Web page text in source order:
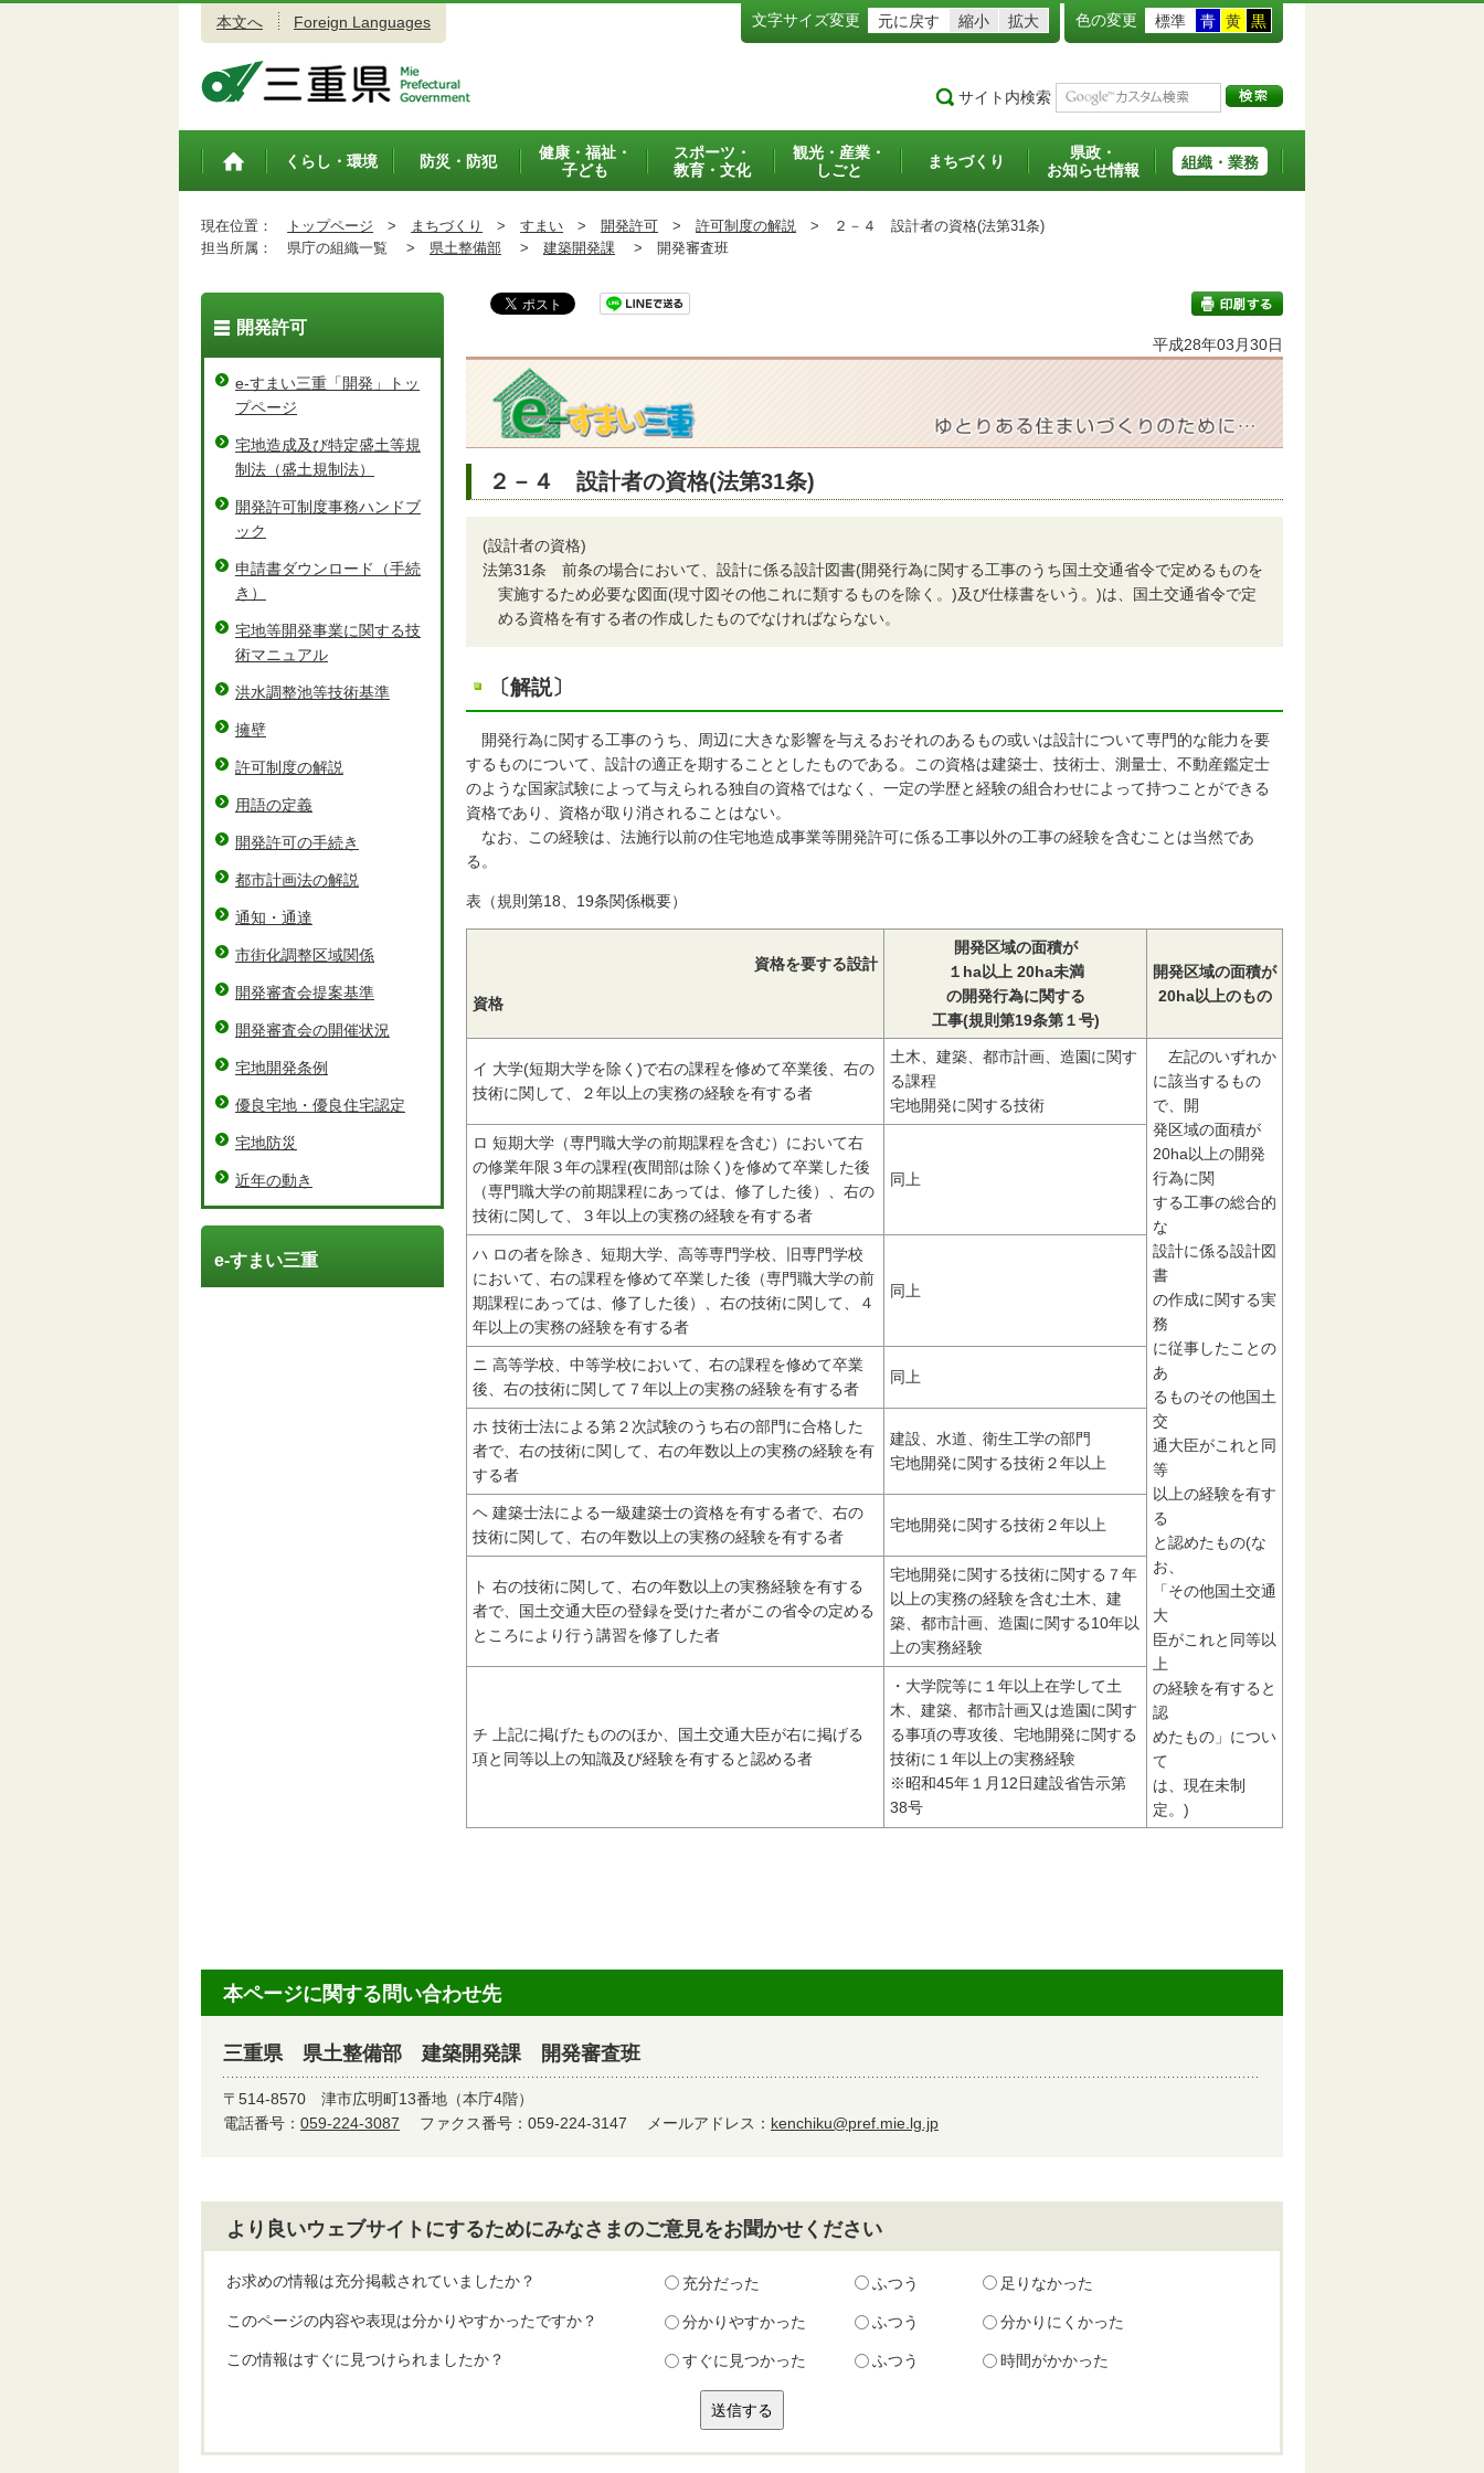
本文へ Foreign Languages 文字サイズ変更 元に戻す 縮小 拡大 色の変更 標準 青 黄 黒
サイト内検索
トップペ
くらし・環境 防災・防犯
健康・福祉・
子ども
スポーツ・
教育・文化
観光・産業・
しごと
まちづくり
県政・
お知らせ情報
組織・業務
現在位置： トップページ > まちづくり > すまい > 開発許可 > 許可制度の解説 > ２－４ 設計者の資格(法第31条)
担当所属：
県庁の組織一覧 > 県土整備部 > 建築開発課 > 開発審査班
平成28年03月30日
２－４ 設計者の資格(法第31条)
(設計者の資格)
法第31条 前条の場合において、設計に係る設計図書(開発行為に関する工事のうち国土交通省令で定めるものを
実施するため必要な図面(現寸図その他これに類するものを除く。)及び仕様書をいう。)は、国土交通省令で定
める資格を有する者の作成したものでなければならない。
〔解説〕
開発行為に関する工事のうち、周辺に大きな影響を与えるおそれのあるもの或いは設計について専門的な能力を要
するものについて、設計の適正を期することとしたものである。この資格は建築士、技術士、測量士、不動産鑑定士
のような国家試験によって与えられる独自の資格ではなく、一定の学歴と経験の組合わせによって持つことができる
資格であり、資格が取り消されることはない。
なお、この経験は、法施行以前の住宅地造成事業等開発許可に係る工事以外の工事の経験を含むことは当然であ
る。
表（規則第18、19条関係概要）
資格を要する設計
資格
開発区域の面積が
１ha以上 20ha未満
の開発行為に関する
工事(規則第19条第１号)
開発区域の面積が
20ha以上のもの
イ 大学(短期大学を除く)で右の課程を修めて卒業後、右の
技術に関して、２年以上の実務の経験を有する者
土木、建築、都市計画、造園に関す
る課程
宅地開発に関する技術
左記のいずれか
に該当するもの
で、開
発区域の面積が
20ha以上の開発
行為に関
する工事の総合的
な
設計に係る設計図
書
の作成に関する実
務
に従事したことの
あ
るものその他国土
交
通大臣がこれと同
等
以上の経験を有す
る
と認めたもの(な
お、
「その他国土交通
大
臣がこれと同等以
上
の経験を有すると
認
めたもの」につい
て
は、現在未制
定。)
ロ 短期大学（専門職大学の前期課程を含む）において右
の修業年限３年の課程(夜間部は除く)を修めて卒業した後
（専門職大学の前期課程にあっては、修了した後）、右の
技術に関して、３年以上の実務の経験を有する者
同上
ハ ロの者を除き、短期大学、高等専門学校、旧専門学校
において、右の課程を修めて卒業した後（専門職大学の前
期課程にあっては、修了した後）、右の技術に関して、４
年以上の実務の経験を有する者
同上
ニ 高等学校、中等学校において、右の課程を修めて卒業
後、右の技術に関して７年以上の実務の経験を有する者
同上
ホ 技術士法による第２次試験のうち右の部門に合格した
者で、右の技術に関して、右の年数以上の実務の経験を有
する者
建設、水道、衛生工学の部門
宅地開発に関する技術２年以上
ヘ 建築士法による一級建築士の資格を有する者で、右の
技術に関して、右の年数以上の実務の経験を有する者
宅地開発に関する技術２年以上
ト 右の技術に関して、右の年数以上の実務経験を有する
者で、国土交通大臣の登録を受けた者がこの省令の定める
ところにより行う講習を修了した者
宅地開発に関する技術に関する７年
以上の実務の経験を含む土木、建
築、都市計画、造園に関する10年以
上の実務経験
チ 上記に掲げたもののほか、国土交通大臣が右に掲げる
項と同等以上の知識及び経験を有すると認める者
・大学院等に１年以上在学して土
木、建築、都市計画又は造園に関す
る事項の専攻後、宅地開発に関する
技術に１年以上の実務経験
※昭和45年１月12日建設省告示第
38号
開発許可
e-すまい三重「開発」トッ
プページ
宅地造成及び特定盛土等規
制法（盛土規制法）
開発許可制度事務ハンドブ
ック
申請書ダウンロード（手続
き）
宅地等開発事業に関する技
術マニュアル
洪水調整池等技術基準
擁壁
許可制度の解説
用語の定義
開発許可の手続き
都市計画法の解説
通知・通達
市街化調整区域関係
開発審査会提案基準
開発審査会の開催状況
宅地開発条例
優良宅地・優良住宅認定
宅地防災
近年の動き
e-すまい三重
本ページに関する問い合わせ先
三重県 県土整備部 建築開発課 開発審査班
〒514-8570 津市広明町13番地（本庁4階）
電話番号： 059-224-3087 ファクス番号：059-224-3147 メールアドレス： kenchiku@pref.mie.lg.jp
より良いウェブサイトにするためにみなさまのご意見をお聞かせください
お求めの情報は充分掲載されていましたか？ 充分だった ふつう 足りなかった
このページの内容や表現は分かりやすかったですか？ 分かりやすかった ふつう 分かりにくかった
この情報はすぐに見つけられましたか？ すぐに見つかった ふつう 時間がかかった